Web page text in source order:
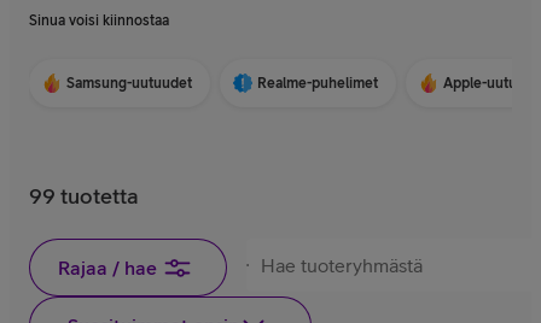
Sinua voisi kiinnostaa
Samsung-uutuudet Realme-puhelimet Apple-
99 tuotetta
Rajaa / hae